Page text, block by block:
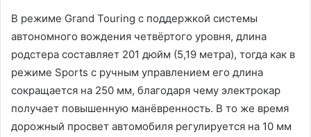
В режиме Grand Touring с поддержкой системы
автономного вождения четвёртого уровня, длина
родстера составляет 201 дюйм (5,19 метра), тогда как в
режиме Sports с ручным управлением его длина
сокращается на 250 мм, благодаря чему электрокар
получает повышенную манёвренность. В то же время
дорожный просвет автомобиля регулируется на 10 мм